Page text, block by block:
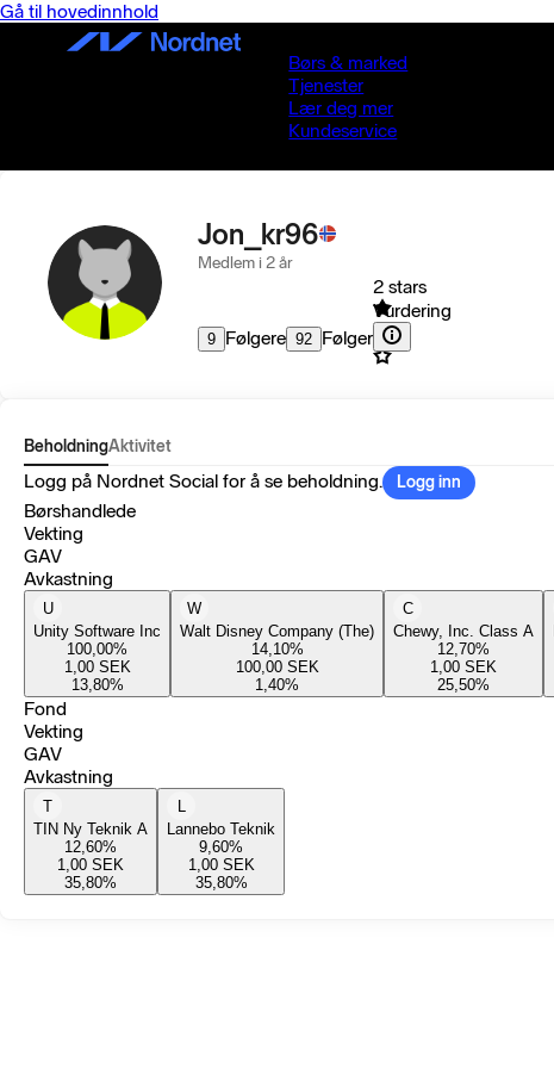
Gå til hovedinnhold
Børs & marked
Tjenester
Lær deg mer
Kundeservice
Jon_kr96
Medlem i 2 år
9 Følgere 92 Følger
2 stars
Vurdering
BeholdningAktivitet
Logg på Nordnet Social for å se beholdning. Logg inn
Børshandlede
Vekting
GAV
Avkastning
U
Unity Software Inc
100,00%
1,00 SEK
13,80%
W
Walt Disney Company (The)
14,10%
100,00 SEK
1,40%
C
Chewy, Inc. Class A
12,70%
1,00 SEK
25,50%
Fond
Vekting
GAV
Avkastning
T
TIN Ny Teknik A
12,60%
1,00 SEK
35,80%
L
Lannebo Teknik
9,60%
1,00 SEK
35,80%